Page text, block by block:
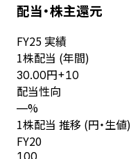
配当・株主還元
FY25 実績
1株配当 (年間)
30.00円+10
配当性向
—%
1株配当 推移 (円・生値)
FY20